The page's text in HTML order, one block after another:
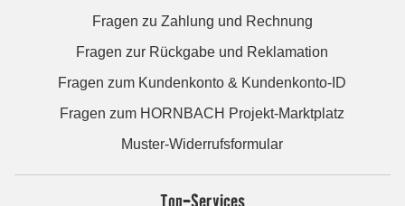
Fragen zu Zahlung und Rechnung
Fragen zur Rückgabe und Reklamation
Fragen zum Kundenkonto & Kundenkonto-ID
Fragen zum HORNBACH Projekt-Marktplatz
Muster-Widerrufsformular
Top-Services